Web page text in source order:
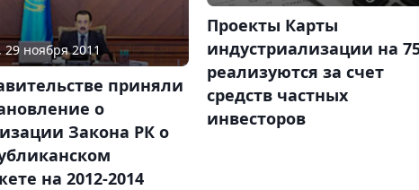
29 ноября 2011
приняли
о
Закона РК о
на 2012-2014
Проекты Карты
индустриализации на
реализуются за счет
средств частных
инвесторов